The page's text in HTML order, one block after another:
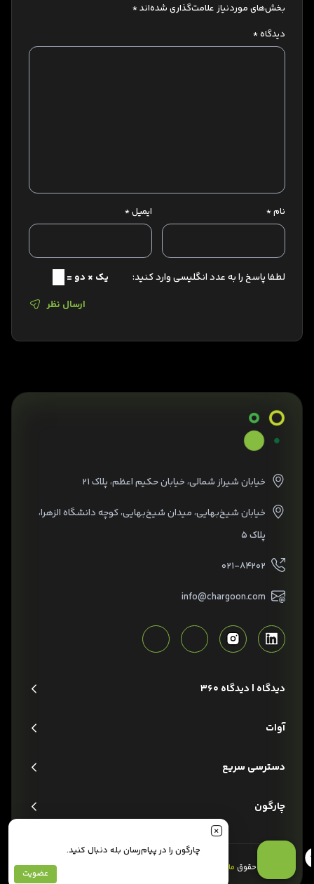
بخش‌های موردنیاز علامت‌گذاری شده‌اند*
دیدگاه*
نام* ایمیل*
لطفا پاسخ را به عدد انگلیسی وارد کنید:
یک × دو =
ارسال نظر
خیابان شیراز شمالی، خیابان حکیم اعظم، پلاک ۲۱
خیابان شیخ‌بهایی، میدان شیخ‌بهایی، کوچه دانشگاه الزهرا،
پلاک ۵
۰۲۱-۸۴۲۰۲
info@chargoon.com
دیدگاه | دیدگاه 360
آوات
دسترسی سریع
چارگون
تمام حقوق مادی و معنوی است.
چارگون را در پیام‌رسان بله دنبال کنید.
عضویت